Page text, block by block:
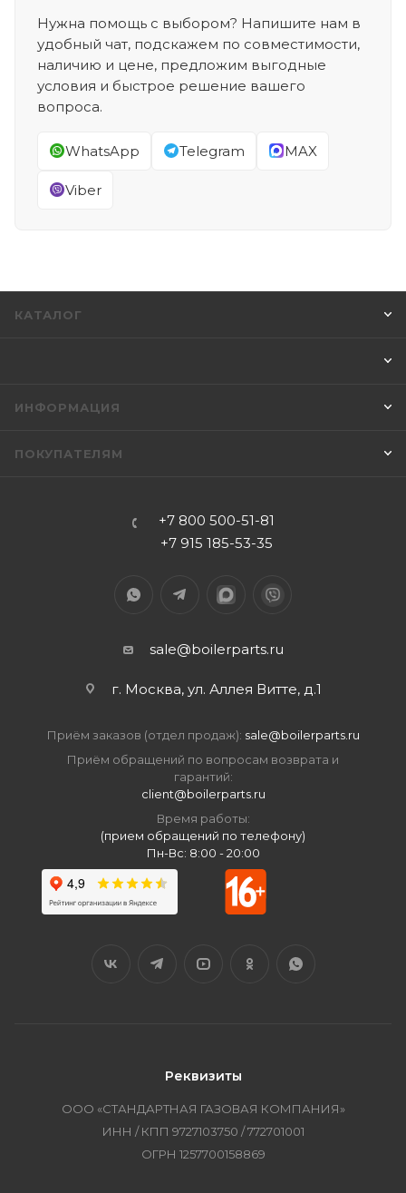
Нужна помощь с выбором? Напишите нам в
удобный чат, подскажем по совместимости,
наличию и цене, предложим выгодные
условия и быстрое решение вашего
вопроса.
WhatsApp Telegram MAX
Viber
КАТАЛОГ
ИНФОРМАЦИЯ
ПОКУПАТЕЛЯМ
+7 800 500-51-81
+7 915 185-53-35
sale@boilerparts.ru
г. Москва, ул. Аллея Витте, д.1
Приём заказов (отдел продаж): sale@boilerparts.ru
Приём обращений по вопросам возврата и
гарантий:
client@boilerparts.ru
Время работы:
(прием обращений по телефону)
Пн-Вс: 8:00 - 20:00
Реквизиты
ООО «СТАНДАРТНАЯ ГАЗОВАЯ КОМПАНИЯ»
ИНН / КПП 9727103750 / 772701001
ОГРН 1257700158869